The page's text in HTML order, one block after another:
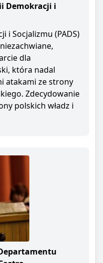
Demokracji i
i Socjalizmu (PADS)
dla
która nadal
atakami ze strony
Zdecydowanie
polskich władz i